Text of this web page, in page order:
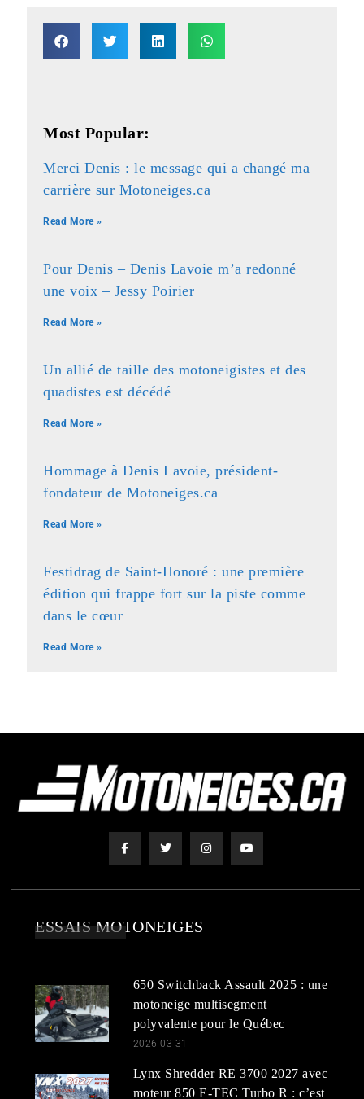
Most Popular:
Merci Denis : le message qui a changé ma
carrière sur Motoneiges.ca
Read More »
Pour Denis – Denis Lavoie m’a redonné
une voix – Jessy Poirier
Read More »
Un allié de taille des motoneigistes et des
quadistes est décédé
Read More »
Hommage à Denis Lavoie, président-
fondateur de Motoneiges.ca
Read More »
Festidrag de Saint-Honoré : une première
édition qui frappe fort sur la piste comme
dans le cœur
Read More »
ESSAIS MOTONEIGES
650 Switchback Assault 2025 : une
motoneige multisegment
polyvalente pour le Québec
2026-03-31
Lynx Shredder RE 3700 2027 avec
moteur 850 E-TEC Turbo R : c’est